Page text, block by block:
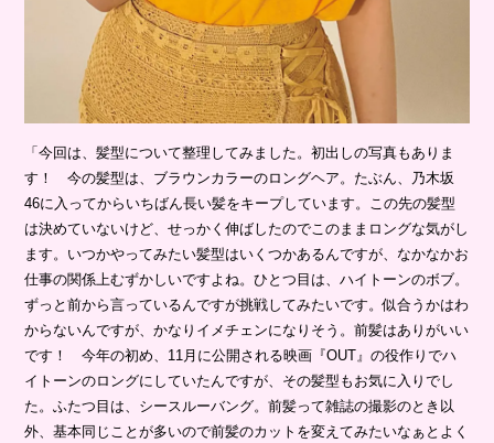
「今回は、髪型について整理してみました。初出しの写真もありま
す！ 今の髪型は、ブラウンカラーのロングヘア。たぶん、乃木坂
46に入ってからいちばん長い髪をキープしています。この先の髪型
は決めていないけど、せっかく伸ばしたのでこのままロングな気がし
ます。いつかやってみたい髪型はいくつかあるんですが、なかなかお
仕事の関係上むずかしいですよね。ひとつ目は、ハイトーンのボブ。
ずっと前から言っているんですが挑戦してみたいです。似合うかはわ
からないんですが、かなりイメチェンになりそう。前髪はありがいい
です！ 今年の初め、11月に公開される映画『OUT』の役作りでハ
イトーンのロングにしていたんですが、その髪型もお気に入りでし
た。ふたつ目は、シースルーバング。前髪って雑誌の撮影のとき以
外、基本同じことが多いので前髪のカットを変えてみたいなぁとよく